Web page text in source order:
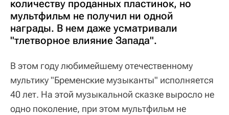
количеству проданных пластинок, но
мультфильм не получил ни одной
награды. В нем даже усматривали
"тлетворное влияние Запада".
В этом году любимейшему отечественному
мультику "Бременские музыканты" исполняется
40 лет. На этой музыкальной сказке выросло не
одно поколение, при этом мультфильм не